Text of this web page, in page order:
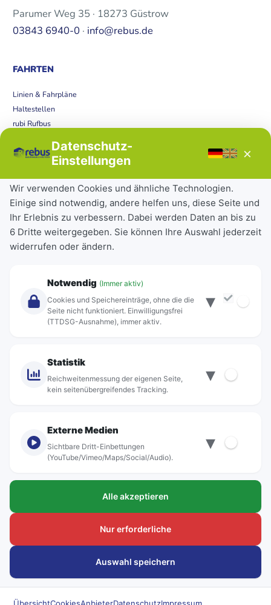
Parumer Weg 35 · 18273 Güstrow
03843 6940-0 · info@rebus.de
FAHRTEN
Linien & Fahrpläne
Haltestellen
rubi Rufbus
Störungen
Tickets & Tarife
Deutschlandticket
Schülerkarte
Einzeltickets
Abonnements
Über Rebus
Standorte
© rebus Regionalbus Rostock GmbH
Kundenanliegen
Datenschutz-
Einstellungen
×
Wir verwenden Cookies und ähnliche Technologien.
Einige sind notwendig, andere helfen uns, diese Seite und
Ihr Erlebnis zu verbessern. Dabei werden Daten an bis zu
6 Dritte weitergegeben. Sie können Ihre Auswahl jederzeit
widerrufen oder ändern.
Notwendig (Immer aktiv)
Cookies und Speichereinträge, ohne die die
Seite nicht funktioniert. Einwilligungsfrei
(TTDSG-Ausnahme), immer aktiv.
▾
Statistik
Reichweitenmessung der eigenen Seite,
kein seitenübergreifendes Tracking.
▾
Externe Medien
Sichtbare Dritt-Einbettungen
(YouTube/Vimeo/Maps/Social/Audio).
▾
Alle akzeptieren
Nur erforderliche
Auswahl speichern